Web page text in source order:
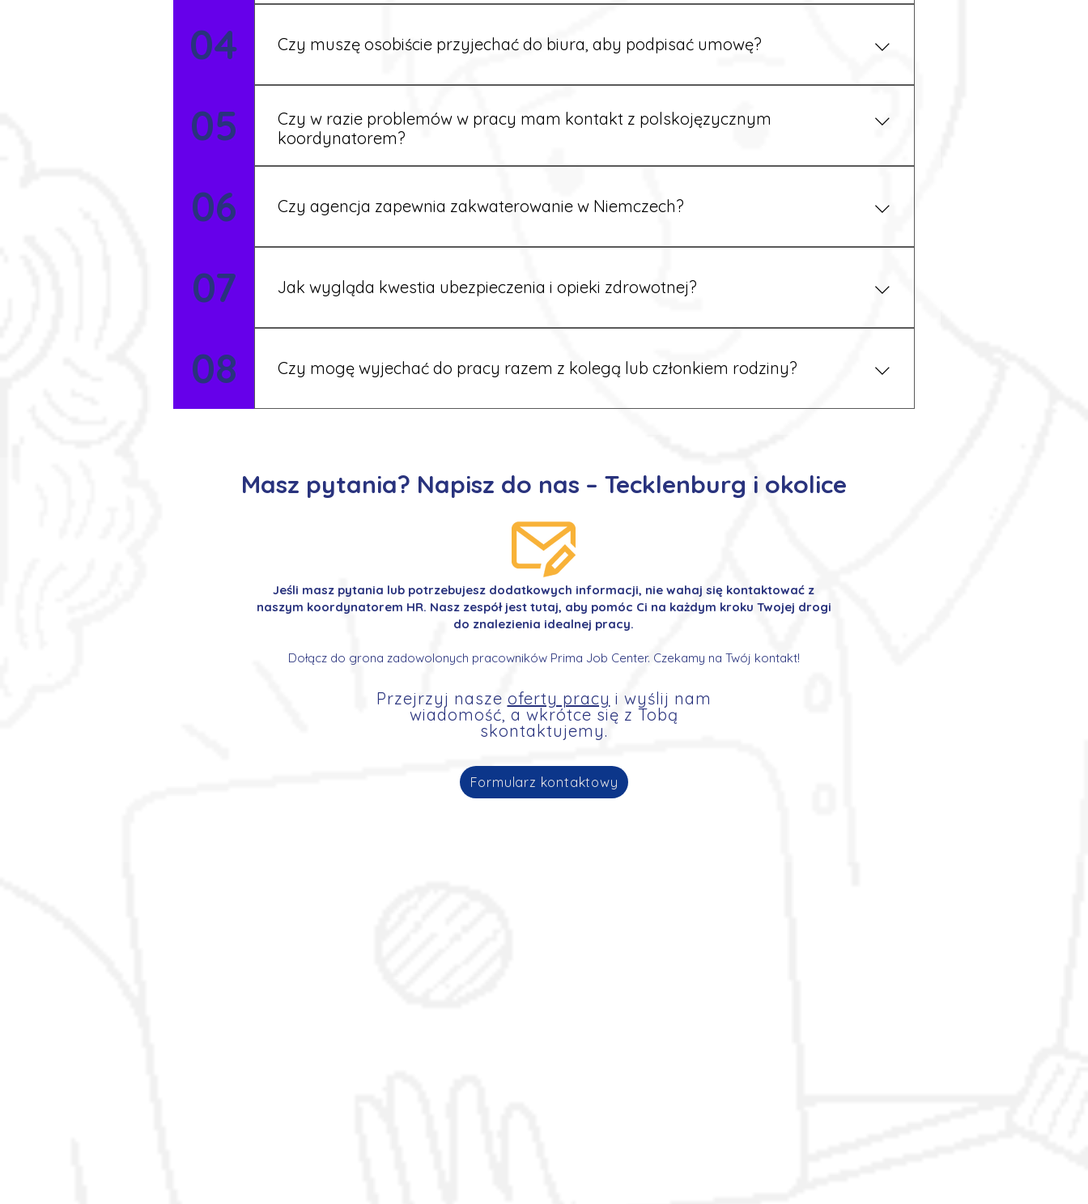
Tak, w wyjątkowych sytuacjach możesz otrzymać zaliczkę po wcześniejszym uzgodnieniu z
04 Czy muszę osobiście przyjechać do biura, aby podpisać umowę?
Tak, umowy podpisywane są osobiście w naszym biurze. Dzięki temu masz pewność, że wszystkie
formalności są załatwione prawidłowo.
05
Czy w razie problemów w pracy mam kontakt z polskojęzycznym
koordynatorem?
06 Czy agencja zapewnia zakwaterowanie w Niemczech?
Tak, nasi koordynatorzy dbają o zapewnienie miejsca noclegowego w pobliżu zakładu pracy.
07 Jak wygląda kwestia ubezpieczenia i opieki zdrowotnej?
Każdy pracownik otrzymuje ubezpieczenie zdrowotne zgodne z niemieckim prawem. Dzięki temu
08 Czy mogę wyjechać do pracy razem z kolegą lub członkiem rodziny?
Tak, istnieje możliwość wspólnego wyjazdu. Wystarczy poinformować nas o tym podczas rekrutacji, a
Masz pytania? Napisz do nas – Tecklenburg i okolice
Jeśli masz pytania lub potrzebujesz dodatkowych informacji, nie wahaj się kontaktować z
naszym koordynatorem HR. Nasz zespół jest tutaj, aby pomóc Ci na każdym kroku Twojej drogi
do znalezienia idealnej pracy.
Dołącz do grona zadowolonych pracowników Prima Job Center. Czekamy na Twój kontakt!
Przejrzyj nasze oferty pracy i wyślij nam
wiadomość, a wkrótce się z Tobą
skontaktujemy.
Formularz kontaktowy